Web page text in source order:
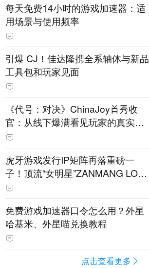
每天免费14小时的游戏加速器：适
用场景与使用频率
引爆 CJ！佳达隆携全系轴体与新品
工具包和玩家见面
《代号：对决》ChinaJoy首秀收
官：从线下爆满看见玩家的真实期
待
虎牙游戏发行IP矩阵再落重磅一
子！顶流“女明星”ZANMANG LOO
PY 正版3D消除手游《消消奇遇》
惊喜曝光
免费游戏加速器口令怎么用？外星
哈基米、外星喵兑换教程
点击查看更多